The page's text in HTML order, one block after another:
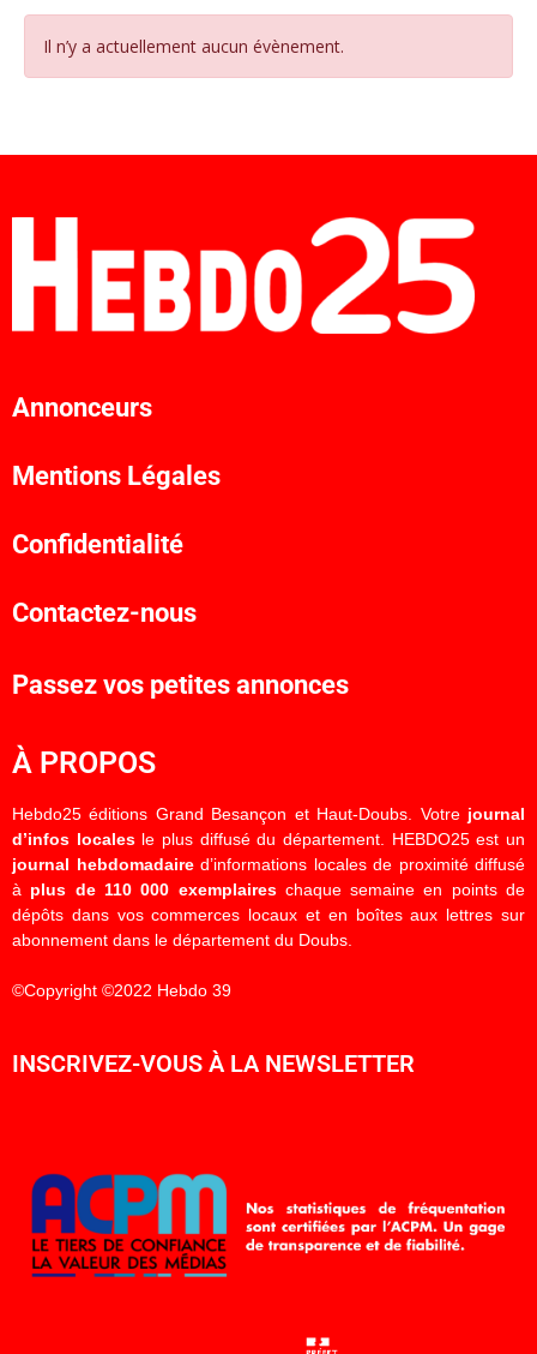
Il n’y a actuellement aucun évènement.
Annonceurs
Mentions Légales
Confidentialité
Contactez-nous
Passez vos petites annonces
À PROPOS
Hebdo25 éditions Grand Besançon et Haut-Doubs. Votre journal
d’infos localesle plus diffusé du département. HEBDO25 est un
journal hebdomadaired’informations locales de proximité diffusé
à plus de 110 000 exemplaireschaque semaine en points de
dépôts dans vos commerces locaux et en boîtes aux lettres sur
abonnement dans le département du Doubs.
©Copyright ©2022 Hebdo 39
INSCRIVEZ-VOUS À LA NEWSLETTER